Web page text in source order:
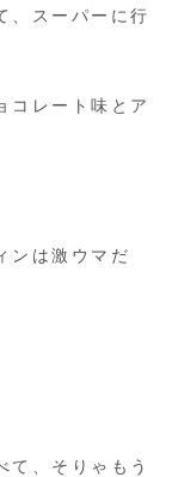
、スーパーに行
コレート味とア
ンは激ウマだ
て、そりゃもう